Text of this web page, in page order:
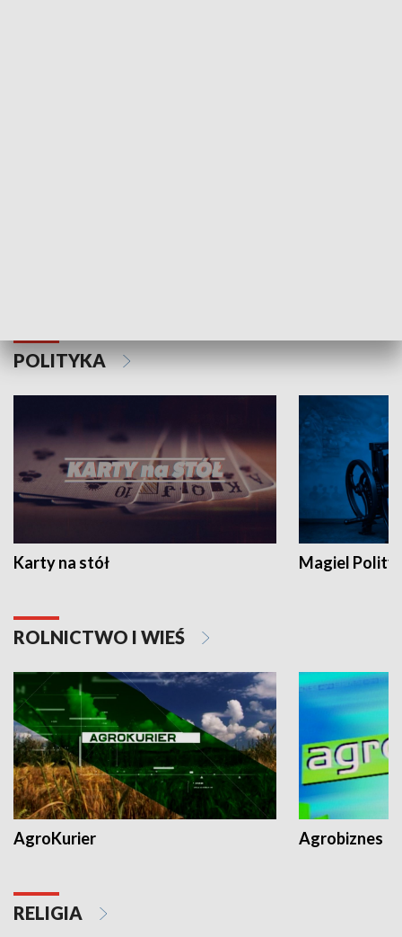
POLITYKA
Karty na stół Magiel
ROLNICTWO I WIEŚ
AgroKurier Agrobiznes
RELIGIA